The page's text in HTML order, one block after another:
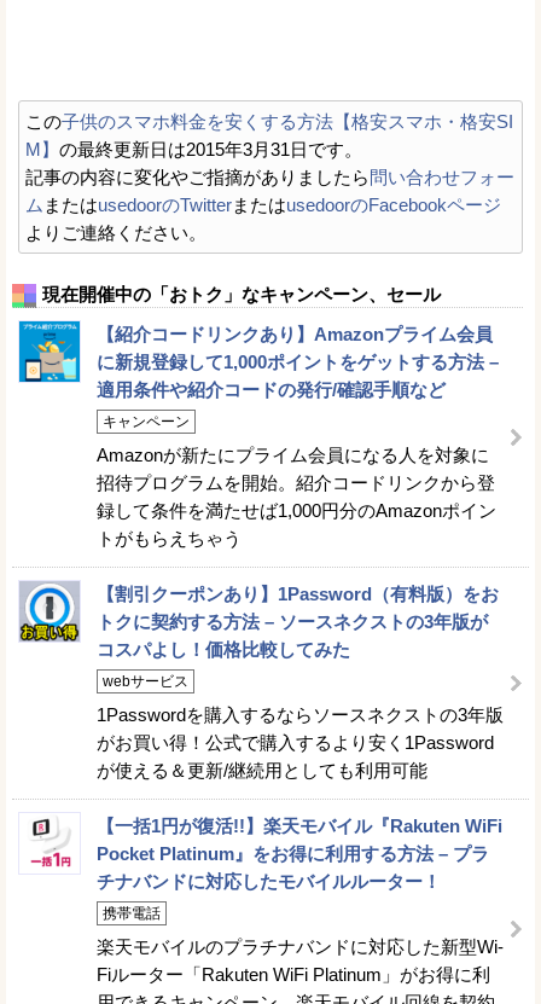
この子供のスマホ料金を安くする方法【格安スマホ・格安SI
M】 の最終更新日は2015年3月31日です。
記事の内容に変化やご指摘がありましたら問い合わせフォー
ム またはusedoorのTwitterまたはusedoorのFacebookページ
よりご連絡ください。
現在開催中の「おトク」なキャンペーン、セール
【紹介コードリンクあり】Amazonプライム会員
に新規登録して1,000ポイントをゲットする方法 –
適用条件や紹介コードの発行/確認手順など
キャンペーン
Amazonが新たにプライム会員になる人を対象に
招待プログラムを開始。紹介コードリンクから登
録して条件を満たせば1,000円分のAmazonポイン
トがもらえちゃう
【割引クーポンあり】1Password（有料版）をお
トクに契約する方法 – ソースネクストの3年版が
コスパよし！価格比較してみた
webサービス
1Passwordを購入するならソースネクストの3年版
がお買い得！公式で購入するより安く1Password
が使える＆更新/継続用としても利用可能
【一括1円が復活!!】楽天モバイル『Rakuten WiFi
Pocket Platinum』をお得に利用する方法 – プラ
チナバンドに対応したモバイルルーター！
携帯電話
楽天モバイルのプラチナバンドに対応した新型Wi-
Fiルーター「Rakuten WiFi Platinum」がお得に利